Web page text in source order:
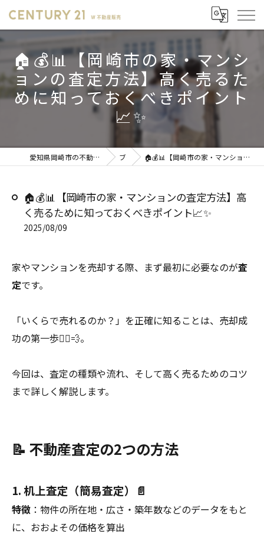
🏠💰📊【岡崎市の家・マンシ
ョンの査定方法】高く売るた
めに知っておくべきポイント
📈✨
愛知県岡崎市の不動産売却ならセンチュリー21 W不動産販売 ブログ 🏠💰📊【岡崎市の家・マンションの査定方法】高く売るために知っておくべきポイント📈✨
🏠💰📊【岡崎市の家・マンションの査定方法】高
く売るために知っておくべきポイント📈✨
2025/08/09
家やマンションを売却する際、まず最初に必要なのが査
定です。
「いくらで売れるのか？」を正確に知ることは、売却成
功の第一歩🏃‍♂️💨。
今回は、査定の種類や流れ、そして高く売るためのコツ
まで詳しく解説します。
📝 不動産査定の2つの方法
1. 机上査定（簡易査定）📄
特徴 ：物件の所在地・広さ・築年数などのデータをもと
に、おおよその価格を算出